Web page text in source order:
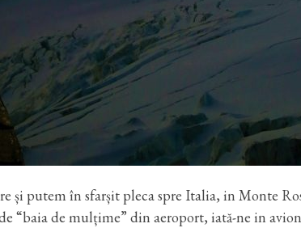
și putem în sfarșit pleca spre Italia, in Monte
“baia de mulțime” din aeroport, iată-ne in